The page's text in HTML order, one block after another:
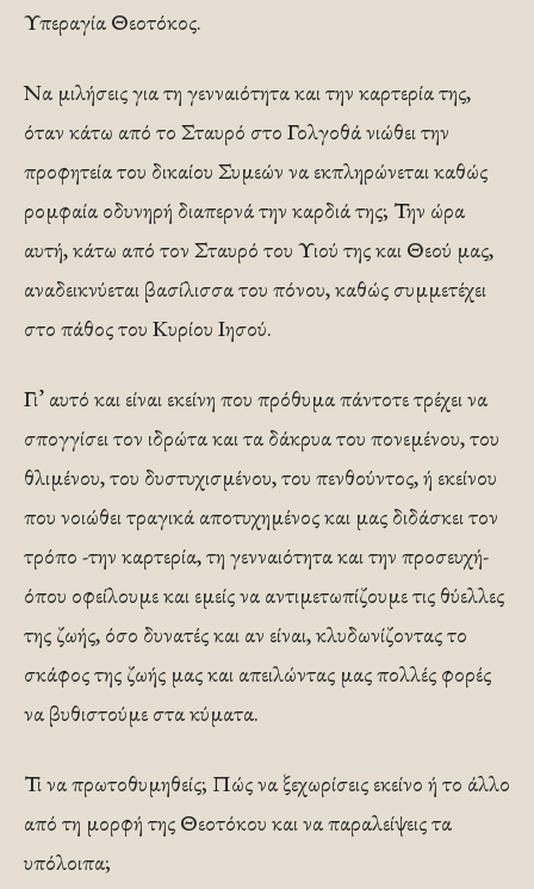
Υπεραγία Θεοτόκος.
Να μιλήσεις για τη γενναιότητα και την καρτερία της,
όταν κάτω από το Σταυρό στο Γολγοθά νιώθει την
προφητεία του δικαίου Συμεών να εκπληρώνεται καθώς
ρομφαία οδυνηρή διαπερνά την καρδιά της; Την ώρα
αυτή, κάτω από τον Σταυρό του Υιού της και Θεού μας,
αναδεικνύεται βασίλισσα του πόνου, καθώς συμμετέχει
στο πάθος του Κυρίου Ιησού.
Γι’ αυτό και είναι εκείνη που πρόθυμα πάντοτε τρέχει να
σπογγίσει τον ιδρώτα και τα δάκρυα του πονεμένου, του
θλιμένου, του δυστυχισμένου, του πενθούντος, ή εκείνου
που νοιώθει τραγικά αποτυχημένος και μας διδάσκει τον
τρόπο -την καρτερία, τη γενναιότητα και την προσευχή-
όπου οφείλουμε και εμείς να αντιμετωπίζουμε τις θύελλες
της ζωής, όσο δυνατές και αν είναι, κλυδωνίζοντας το
σκάφος της ζωής μας και απειλώντας μας πολλές φορές
να βυθιστούμε στα κύματα.
Τι να πρωτοθυμηθείς; Πώς να ξεχωρίσεις εκείνο ή το άλλο
από τη μορφή της Θεοτόκου και να παραλείψεις τα
υπόλοιπα;